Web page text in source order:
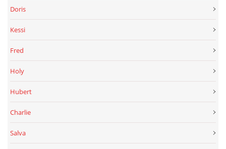
Doris
Kessi
Fred
Holy
Hubert
Charlie
Salva